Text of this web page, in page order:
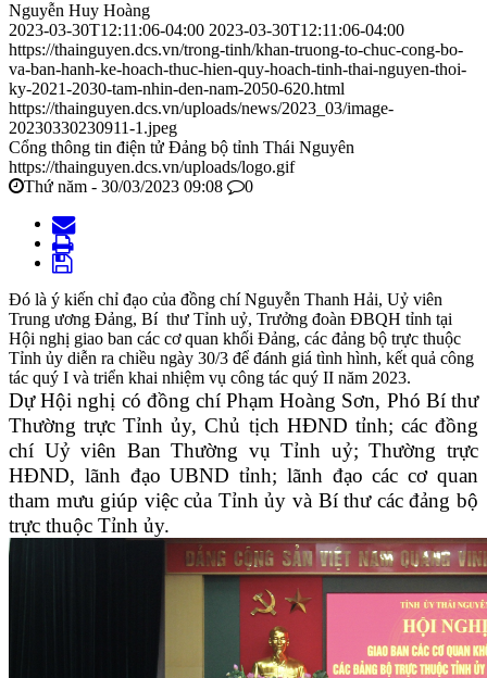
Nguyễn Huy Hoàng
2023-03-30T12:11:06-04:00 2023-03-30T12:11:06-04:00
https://thainguyen.dcs.vn/trong-tinh/khan-truong-to-chuc-cong-bo-
va-ban-hanh-ke-hoach-thuc-hien-quy-hoach-tinh-thai-nguyen-thoi-
ky-2021-2030-tam-nhin-den-nam-2050-620.html
https://thainguyen.dcs.vn/uploads/news/2023_03/image-
20230330230911-1.jpeg
Cổng thông tin điện tử Đảng bộ tỉnh Thái Nguyên
https://thainguyen.dcs.vn/uploads/logo.gif
Thứ năm - 30/03/2023 09:08
0
Đó là ý kiến chỉ đạo của đồng chí Nguyễn Thanh Hải, Uỷ viên
Trung ương Đảng, Bí thư Tỉnh uỷ, Trưởng đoàn ĐBQH tỉnh tại
Hội nghị giao ban các cơ quan khối Đảng, các đảng bộ trực thuộc
Tỉnh ủy diễn ra chiều ngày 30/3 để đánh giá tình hình, kết quả công
tác quý I và triển khai nhiệm vụ công tác quý II năm 2023.
Dự Hội nghị có đồng chí Phạm Hoàng Sơn, Phó Bí thư
Thường trực Tỉnh ủy, Chủ tịch HĐND tỉnh; các đồng
chí Uỷ viên Ban Thường vụ Tỉnh uỷ; Thường trực
HĐND, lãnh đạo UBND tỉnh; lãnh đạo các cơ quan
tham mưu giúp việc của Tỉnh ủy và Bí thư cácđảng bộ
trực thuộc Tỉnh ủy.